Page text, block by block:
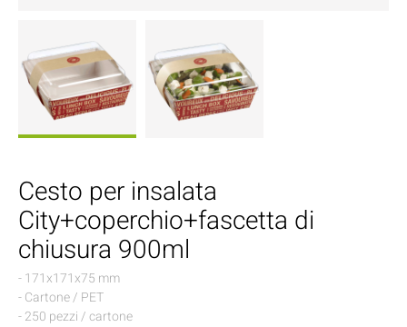
Cesto per insalata
City+coperchio+fascetta di
chiusura 900ml
- 171x171x75 mm
- Cartone / PET
- 250 pezzi / cartone